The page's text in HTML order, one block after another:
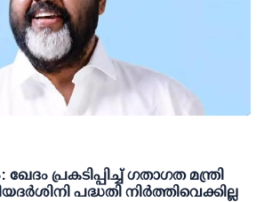
പ്രകടിപ്പിച്ച് ഗതാഗത മന്ത്രി
പദ്ധതി നിര്‍ത്തിവെക്കില്ല